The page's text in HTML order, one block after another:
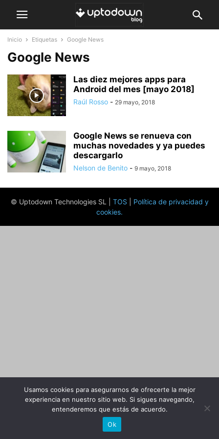
Inicio Etiquetas Google News
Google News
Las diez mejores apps para
Android del mes [mayo 2018]
Raúl Rosso - 29 mayo, 2018
Google News se renueva con
muchas novedades y ya puedes
descargarlo
Nelson de Benito - 9 mayo, 2018
© Uptodown Technologies SL | TOS
Política de privacidad y
cookies.
Usamos cookies para asegurarnos de ofrecerte la mejor
experiencia en nuestro sitio web. Si sigues navegando,
entenderemos que estás de acuerdo.
Ok